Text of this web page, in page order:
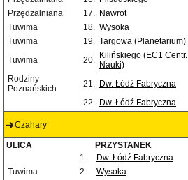
Przędzalniana
17. Nawrot
Tuwima
18. Wysoka
Tuwima
19. Targowa (Planetarium)
Tuwima
20. Kilińskiego (EC1 Centr.
Nauki)
Rodziny
Poznańskich
21. Dw. Łódź Fabryczna
22. Dw. Łódź Fabryczna
Czahary
ULICA PRZYSTANEK
1.
Dw. Łódź Fabryczna
Tuwima
2. Wysoka